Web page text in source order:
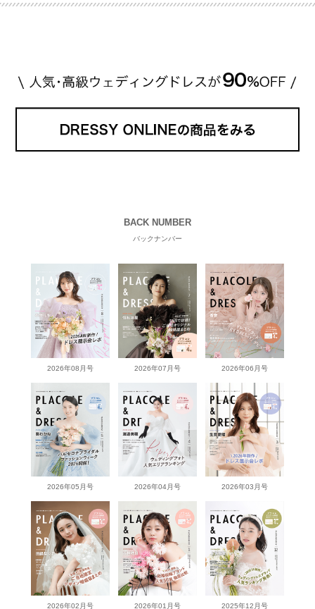
BACK NUMBER
バックナンバー
2026年08月号 2026年07月号 2026年06月号
2026年05月号 2026年04月号 2026年03月号
2026年02月号 2026年01月号 2025年12月号